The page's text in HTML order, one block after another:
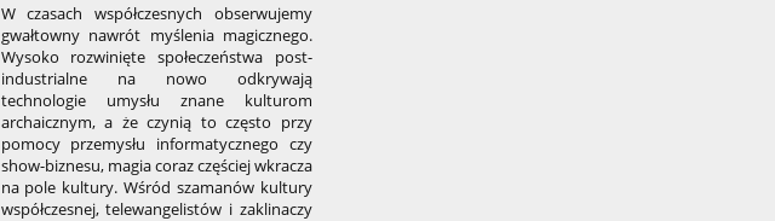
W czasach współczesnych obserwujemy
gwałtowny nawrót myślenia magicznego.
Wysoko rozwinięte społeczeństwa post-
industrialne na nowo odkrywają
technologie umysłu znane kulturom
archaicznym, a że czynią to często przy
pomocy przemysłu informatycznego czy
show-biznesu, magia coraz częściej wkracza
na pole kultury. Wśród szamanów kultury
współczesnej, telewangelistów i zaklinaczy